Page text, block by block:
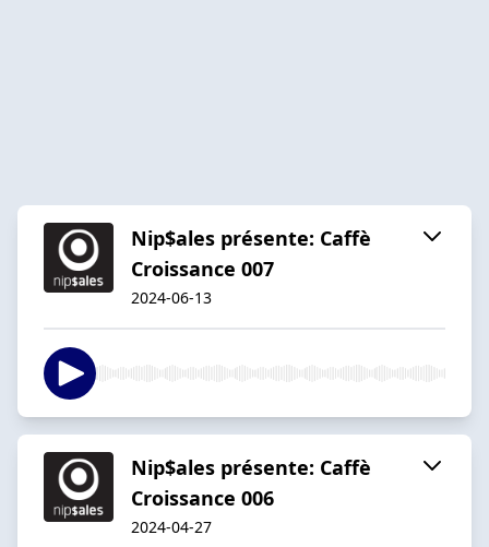
Nip$ales présente: Caffè
Croissance 007
2024-06-13
Nip$ales présente: Caffè
Croissance 006
2024-04-27